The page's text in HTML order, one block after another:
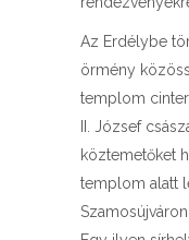
Az Erdélybe
örmény
templom
II. József
köztemetőket
templom alatt